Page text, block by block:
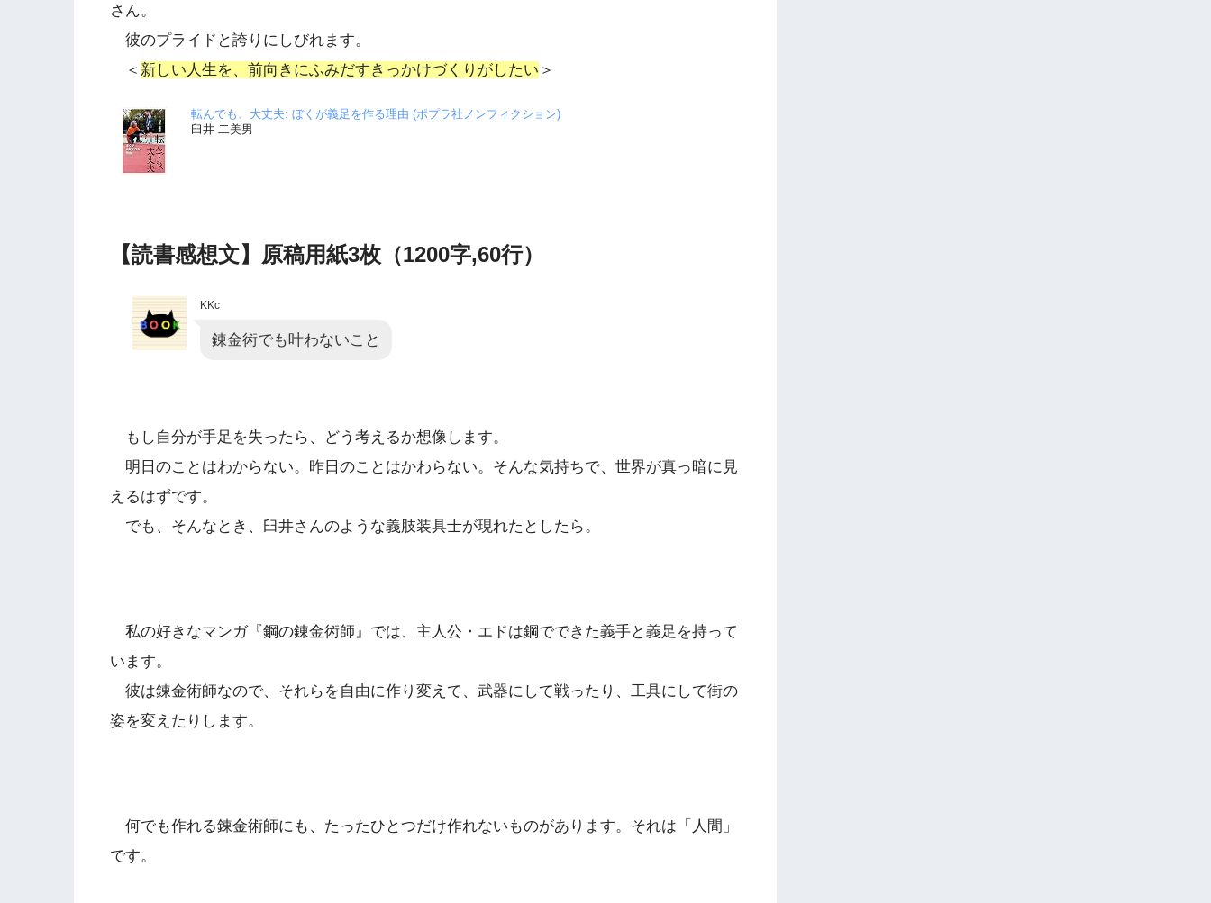
さん。
彼のプライドと誇りにしびれます。
＜ 新しい人生を、前向きにふみだすきっかけづくりがしたい ＞
転んでも、大丈夫: ぼくが義足を作る理由 (ポプラ社ノンフィクション)
臼井 二美男
【読書感想文】原稿用紙3枚（1200字,60行）
KKc
錬金術でも叶わないこと
もし自分が手足を失ったら、どう考えるか想像します。
明日のことはわからない。昨日のことはかわらない。そんな気持ちで、世界が真っ暗に見
えるはずです。
でも、そんなとき、臼井さんのような義肢装具士が現れたとしたら。
私の好きなマンガ『鋼の錬金術師』では、主人公・エドは鋼でできた義手と義足を持って
います。
彼は錬金術師なので、それらを自由に作り変えて、武器にして戦ったり、工具にして街の
姿を変えたりします。
何でも作れる錬金術師にも、たったひとつだけ作れないものがあります。それは「人間」
です。